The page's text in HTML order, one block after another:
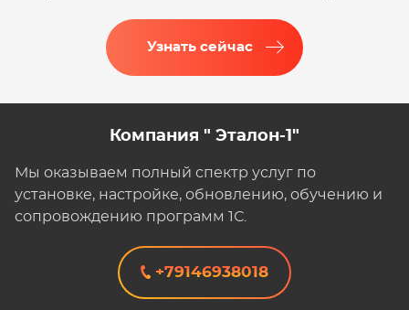
Узнать сейчас
Компания " Эталон-1"
Мы оказываем полный спектр услуг по
установке, настройке, обновлению, обучению и
сопровождению программ 1С.
+79146938018